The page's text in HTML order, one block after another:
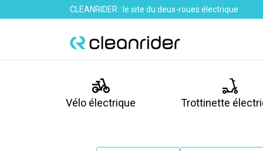
CLEANRIDER : le site du deux-roues électrique
Vélo électrique Trottinette